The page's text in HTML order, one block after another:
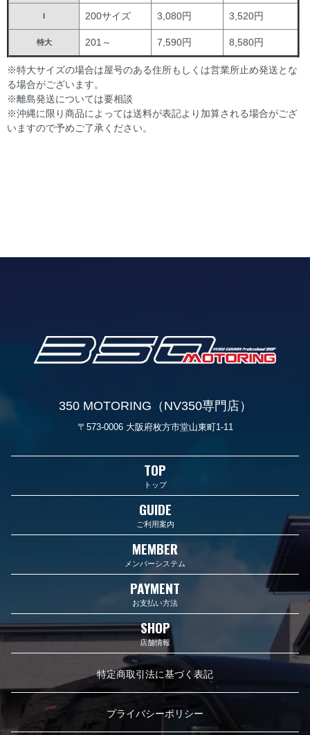
I 200サイズ 3,080円 3,520円
特大 201～ 7,590円 8,580円
※特大サイズの場合は屋号のある住所もしくは営業所止め発送とな
る場合がございます。
※離島発送については要相談
※沖縄に限り商品によっては送料が表記より加算される場合がござ
いますので予めご了承ください。
350 MOTORING（NV350専門店）
〒573-0006 大阪府枚方市堂山東町1-11
TOP
トップ
GUIDE
ご利用案内
MEMBER
メンバーシステム
PAYMENT
お支払い方法
SHOP
店舗情報
特定商取引法に基づく表記
プライバシーポリシー